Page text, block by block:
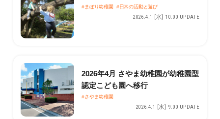
#まぼり幼稚園 #日常の活動と遊び
2026.4.1 [水] 10:00 UPDATE
2026年4月 さやま幼稚園が幼稚園型
認定こども園へ移行
#さやま幼稚園
2026.4.1 [水] 9:00 UPDATE